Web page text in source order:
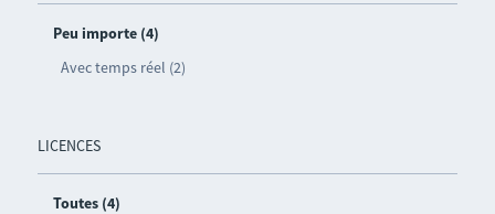
Peu importe (4)
Avec temps réel (2)
LICENCES
Toutes (4)